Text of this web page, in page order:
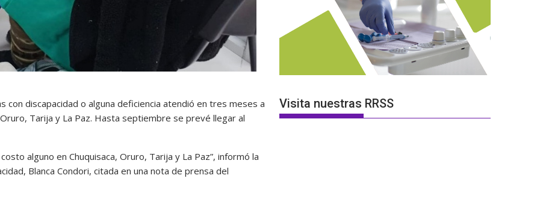
con discapacidad o alguna deficiencia atendió en tres meses a
Tarija y La Paz. Hasta septiembre se prevé llegar al
alguno en Chuquisaca, Oruro, Tarija y La Paz”, informó la
Blanca Condori, citada en una nota de prensa del
Visita nuestras RRSS